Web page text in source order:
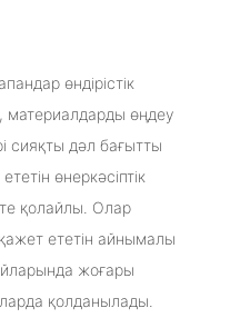
өндірістік
өңдеу
сияқты дәл бағытты
өнеркәсіптік
қолайлы. Олар
қажет ететін айнымалы
жоғары
қолданылады.